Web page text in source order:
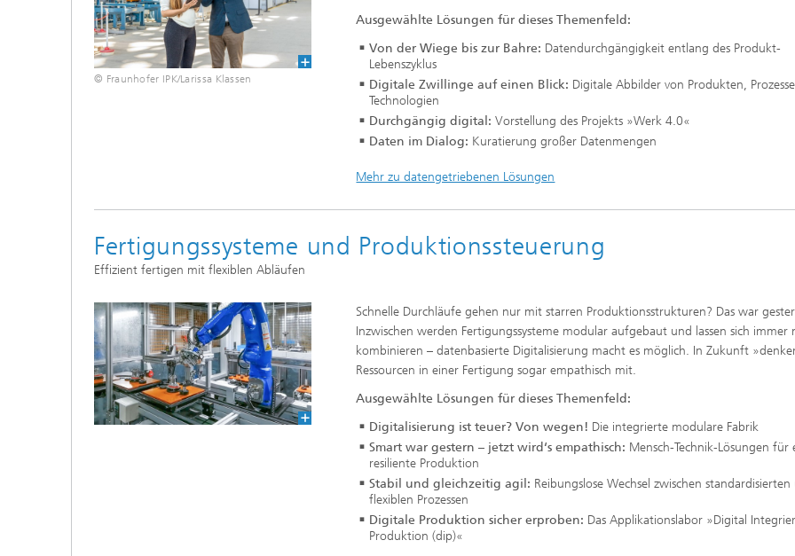
© Fraunhofer IPK/Larissa Klassen
Ausgewählte Lösungen für dieses Themenfeld:
Von der Wiege bis zur Bahre: Datendurchgängigkeit entlang des Produkt-
Lebenszyklus
Digitale Zwillinge auf einen Blick: Digitale Abbilder von Produkten,
Technologien
Durchgängig digital:Vorstellung des Projekts »Werk 4.0«
Daten im Dialog: Kuratierung großer Datenmengen
Mehr zu datengetriebenen Lösungen
Fertigungssysteme und Produktionssteuerung
Effizient fertigen mit flexiblen Abläufen
Schnelle Durchläufe gehen nur mit starren Produktionsstrukturen? Das war
Inzwischen werden Fertigungssysteme modular aufgebaut und lassen sich immer
kombinieren – datenbasierte Digitalisierung macht es möglich. In Zukunft
Ressourcen in einer Fertigung sogar empathisch mit.
Ausgewählte Lösungen für dieses Themenfeld:
Digitalisierung ist teuer? Von wegen! Die integrierte modulare Fabrik
Smart war gestern – jetzt wird‘s empathisch: Mensch-Technik-Lösungen für
resiliente Produktion
Stabil und gleichzeitig agil: Reibungslose Wechsel zwischen standardisierten
flexiblen Prozessen
Digitale Produktion sicher erproben: Das Applikationslabor »Digital
Produktion (dip)«